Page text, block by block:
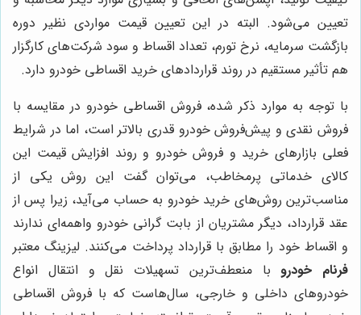
تعیین می‌شود. البته در این تعیین قیمت مواردی نظیر دوره
بازگشت سرمایه، نرخ تورم، تعداد اقساط و سود شرکت‌های کارگزار
هم تأثیر مستقیم در روند قراردادهای خرید اقساطی خودرو دارد.
با توجه به موارد ذکر شده، فروش اقساطی خودرو در مقایسه با
فروش نقدی و پیش‌فروش خودرو قدری بالاتر است، اما در شرایط
فعلی بازارهای خرید و فروش خودرو و روند افزایش قیمت این
کالای خدماتی پرمخاطب، می‌توان گفت این روش یکی از
مناسب‌ترین روش‌های خرید خودرو به حساب می‌آید، زیرا پس از
عقد قرارداد، دیگر مشتریان از بابت گرانی خودرو واهمه‌ای ندارند
و اقساط خود را مطابق با قرارداد پرداخت می‌کنند. لیزینگ معتبر
فرنام خودروبا منعطف‌ترین تسهیلات نقل و انتقال انواع
خودروهای داخلی و خارجی، سال‌هاست که با فروش اقساطی